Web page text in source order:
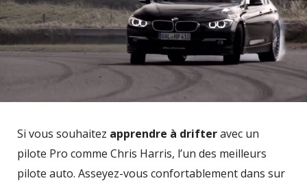
Si vous souhaitez apprendre à drifteravec un
pilote Pro comme Chris Harris, l’un des meilleurs
pilote auto. Asseyez-vous confortablement dans sur